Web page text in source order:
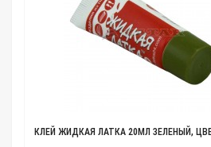
КЛЕЙ ЖИДКАЯ ЛАТКА 20МЛ ЗЕЛЕНЫЙ,